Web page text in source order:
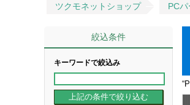
ツクモネットショップ PCパ
絞込条件
キーワードで絞込み
“